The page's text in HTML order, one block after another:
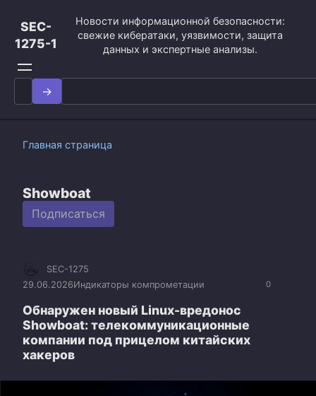
контенту
SEC-
1275-1
Новости информационной безопасности:
свежие кибератаки, уязвимости, защита
данных и экспертные анализы.
Search
for:
Главная страница
Showboat
Подписаться
0
SEC-1275
29.06.2026Индикаторы компрометации
Обнаружен новый Linux-вредонос
Showboat: телекоммуникационные
компании под прицелом китайских
хакеров